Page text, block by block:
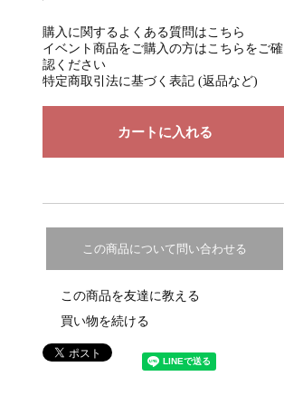
購入に関するよくある質問はこちら
イベント商品をご購入の方はこちらをご確
認ください
特定商取引法に基づく表記 (返品など)
この商品について問い合わせる
この商品を友達に教える
買い物を続ける